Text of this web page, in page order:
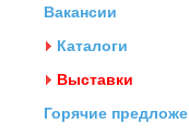
Вакансии
Каталоги
Выставки
Горячие